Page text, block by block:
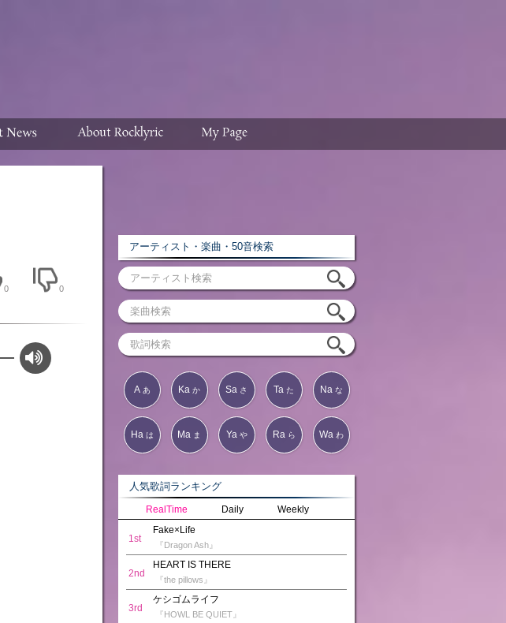
0 0
アーティスト・楽曲・50音検索
A あ Ka か Sa さ Ta た Na な
Ha は Ma ま Ya や Ra ら Wa わ
人気歌詞ランキング
RealTime Daily Weekly
1st
Fake×Life
『Dragon Ash』
2nd
HEART IS THERE
『the pillows』
3rd
ケシゴムライフ
『HOWL BE QUIET』